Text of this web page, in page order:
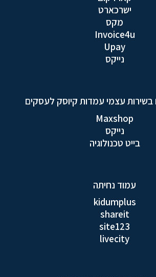
ישרכארט
מקס
Invoice4u
Upay
נייקס
עצמי עמדות קיוסק לעסקים
Maxshop
נייקס
בייט טכנולוגיה
עמוד נחיתה
kidumplus
shareit
site123
livecity